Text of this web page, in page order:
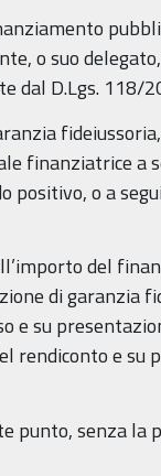
o suo
dal D.Lgs. 118/
finanziatrice a
positivo, o a
del
di garanzia
e su
rendiconto e su
senza la